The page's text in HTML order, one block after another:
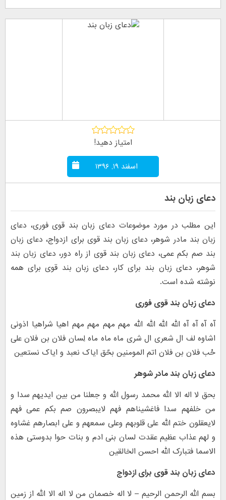
امتیاز دهید!
اسفند ۱۹, ۱۳۹۶
دعای زبان بند
این مطلب در مورد موضوعات دعای زبان بند قوی فوری، دعای
زبان بند مادر شوهر، دعای زبان بند قوی برای ازدواج، دعای زبان
بند صم بکم عمی، دعای زبان بند قوی از راه دور، دعای زبان بند
شوهر، دعای زبان بند برای کار، دعای زبان بند قوی برای همه
نوشته شده است.
دعای زبان بند قوی فوری
آه آه آه آه الله الله الله الله مهم مهم مهم مهم اهیا شراهیا اذونی
اشاوه لف ال شعری ال شری ماه ماه ماه لِسان فلان بن فلان علی
حُب فلان بن فلان اتم المومنین بحّق ایاک نعبد و ایاک نستعین
دعای زبان بند مادر شوهر
بحق لا اله الا الله محمد رسول الله و جعلنا من بین ایدیهم سدا و
من خلفهم سدا فاغشیناهم فهم لایبصرون صم بکم عمی فهم
لایعقلون ختم الله علی قلوبهم وعلی سمعهم و علی ابصارهم غشاوه
و لهم عذاب عظیم عقدت لسان بنی ادم و بنات حوا بدوستی هذه
الاسما فتبارک الله احسن الخالقین
دعای زبان بند قوی برای ازدواج
بسم الله الرحمن الرحیم – لا اله خصمان من لا اله الا الله از زمین